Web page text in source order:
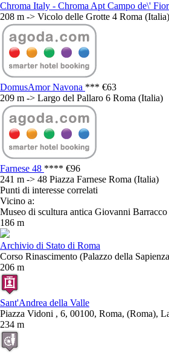
Chroma Italy - Chroma Apt Campo de\'
208 m -> Vicolo delle Grotte 4 Roma (Italia)
DomusAmor Navona *** €63
209 m -> Largo del Pallaro 6 Roma (Italia)
Farnese 48 **** €96
241 m -> 48 Piazza Farnese Roma (Italia)
Punti di interesse correlati
Vicino a:
Museo di scultura antica Giovanni Barracco
186 m
Archivio di Stato di Roma
Corso Rinascimento (Palazzo della
206 m
Sant'Andrea della Valle
Piazza Vidoni , 6, 00100, Roma, (Roma),
234 m